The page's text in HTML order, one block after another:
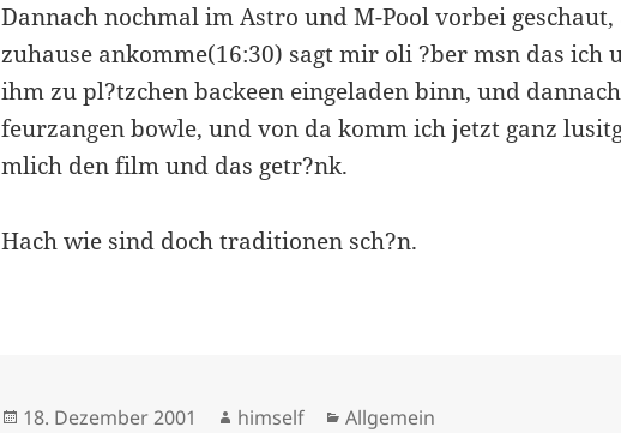
Dannach nochmal im Astro und M-Pool vorbei geschaut,
zuhause ankomme(16:30) sagt mir oli ?ber msn das ich
ihm zu pl?tzchen backeen eingeladen binn, und
feurzangen bowle, und von da komm ich jetzt ganz
mlich den film und das getr?nk.
Hach wie sind doch traditionen sch?n.
Veröffentlicht
18. Dezember 2001 Autor
himself Kategorien
Allgemein